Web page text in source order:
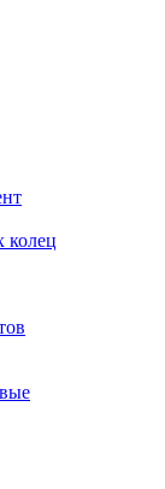
колец